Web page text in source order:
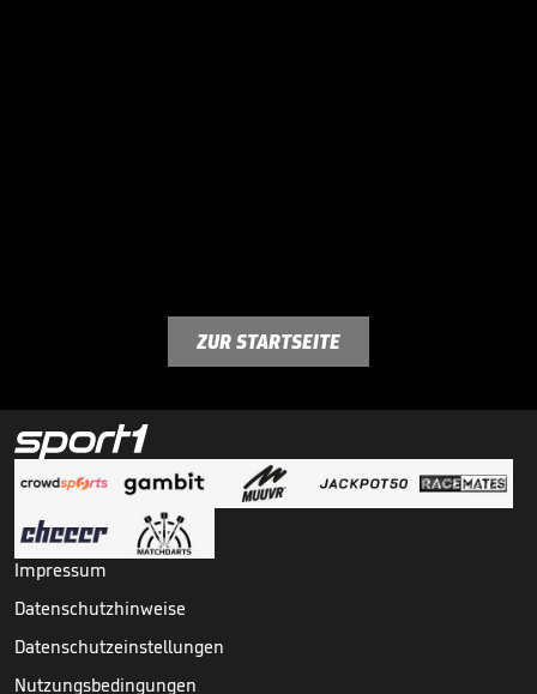
ZUR STARTSEITE
Impressum
Datenschutzhinweise
Datenschutzeinstellungen
Nutzungsbedingungen